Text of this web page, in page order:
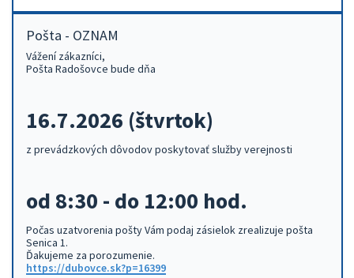
Pošta - OZNAM
Vážení zákazníci,
Pošta Radošovce bude dňa
16.7.2026 (štvrtok)
z prevádzkových dôvodov poskytovať služby verejnosti
od 8:30 - do 12:00 hod.
Počas uzatvorenia pošty Vám podaj zásielok zrealizuje pošta
Senica 1.
Ďakujeme za porozumenie.
https://dubovce.sk?p=16399